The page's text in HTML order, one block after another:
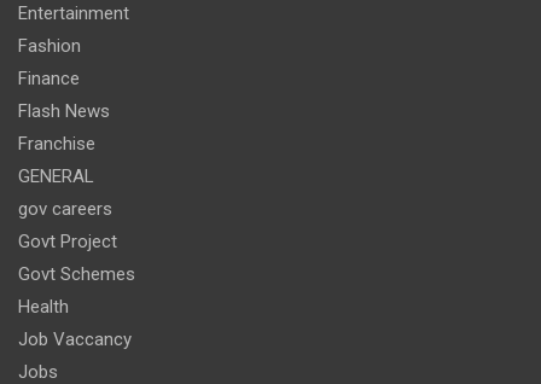
Entertainment
Fashion
Finance
Flash News
Franchise
GENERAL
gov careers
Govt Project
Govt Schemes
Health
Job Vaccancy
Jobs